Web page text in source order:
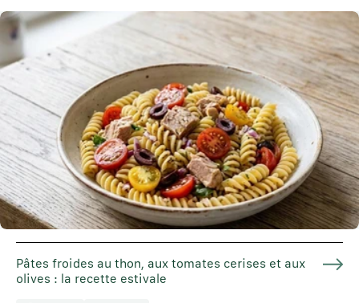
Pâtes froides au thon, aux tomates cerises et aux
olives : la recette estivale